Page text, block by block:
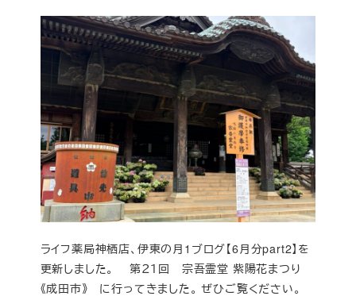
ライフ薬局神栖店、伊東の月1ブログ【6月分part2】を
更新しました。 第２１回 宗吾霊堂 紫陽花まつり
《成田市》 に行ってきました。 ぜひご覧ください。